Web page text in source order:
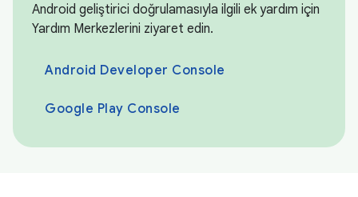
Android geliştirici doğrulamasıyla ilgili ek yardım için
Yardım Merkezlerini ziyaret edin.
Android Developer Console
Google Play Console